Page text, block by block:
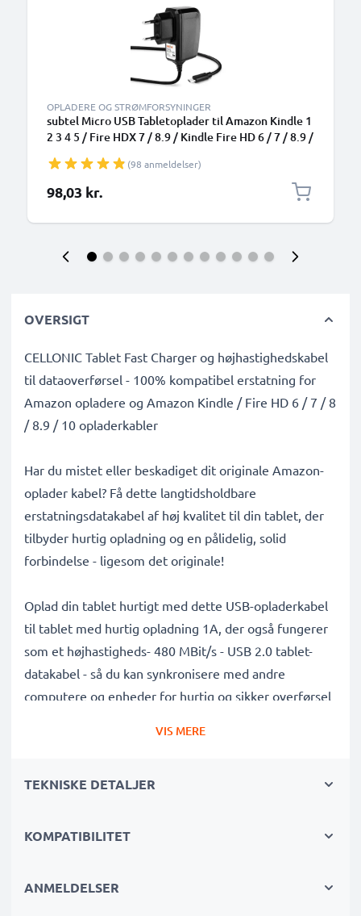
OPLADERE OG STRØMFORSYNINGER
subtel Micro USB Tabletoplader til Amazon Kindle 1
2 3 4 5 / Fire HDX 7 / 8.9 / Kindle Fire HD 6 / 7 / 8.9 /
tabletopladerkabel og stik UK Adapter 1.1m Led
(98 anmeldelser)
98,03 kr.
OVERSIGT
CELLONIC Tablet Fast Charger og højhastighedskabel
til dataoverførsel - 100% kompatibel erstatning for
Amazon opladere og Amazon Kindle / Fire HD 6 / 7 / 8
/ 8.9 / 10 opladerkabler
Har du mistet eller beskadiget dit originale Amazon-
oplader kabel? Få dette langtidsholdbare
erstatningsdatakabel af høj kvalitet til din tablet, der
tilbyder hurtig opladning og en pålidelig, solid
forbindelse - ligesom det originale!
Oplad din tablet hurtigt med dette USB-opladerkabel
til tablet med hurtig opladning 1A, der også fungerer
som et højhastigheds- 480 MBit/s - USB 2.0 tablet-
datakabel - så du kan synkronisere med andre
computere og enheder for hurtig og sikker overførsel
oplader i topkvalitet, holdbar og hårdfør, med en
perfekte erstatnings USB 2.0-kabel til Amazon Kindle
VIS MERE
TEKNISKE DETALJER
KOMPATIBILITET
ANMELDELSER